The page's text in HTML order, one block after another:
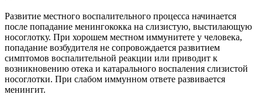
Развитие местного воспалительного процесса начинается
после попадание менингококка на слизистую, выстилающую
носоглотку. При хорошем местном иммунитете у человека,
попадание возбудителя не сопровождается развитием
симптомов воспалительной реакции или приводит к
возникновению отека и катарального воспаления слизистой
носоглотки. При слабом иммунном ответе развивается
менингит.